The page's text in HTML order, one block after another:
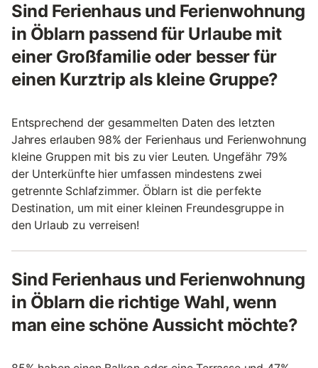
Sind Ferienhaus und Ferienwohnung
in Öblarn passend für Urlaube mit
einer Großfamilie oder besser für
einen Kurztrip als kleine Gruppe?
Entsprechend der gesammelten Daten des letzten
Jahres erlauben 98% der Ferienhaus und Ferienwohnung
kleine Gruppen mit bis zu vier Leuten. Ungefähr 79%
der Unterkünfte hier umfassen mindestens zwei
getrennte Schlafzimmer. Öblarn ist die perfekte
Destination, um mit einer kleinen Freundesgruppe in
den Urlaub zu verreisen!
Sind Ferienhaus und Ferienwohnung
in Öblarn die richtige Wahl, wenn
man eine schöne Aussicht möchte?